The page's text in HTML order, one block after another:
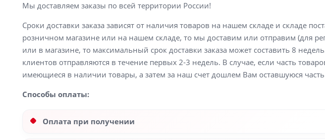
Мы доставляем заказы по всей территории России!
Сроки доставки заказа зависят от наличия товаров на нашем складе и складе
розничном магазине или на нашем складе, то мы доставим или отправим (для
или в магазине, то максимальный срок доставки заказа может составить 8
клиентов отправляются в течение первых 2-3 недель. В случае, если часть
имеющиеся в наличии товары, а затем за наш счет дошлем Вам оставшуюся часть
Способы оплаты:
Оплата при получении